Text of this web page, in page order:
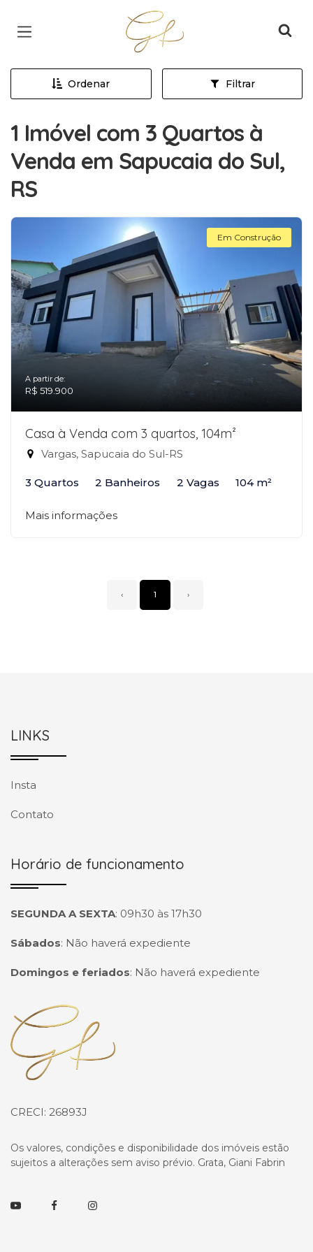
Página inicial
Ordenar Filtrar
1 Imóvel com 3 Quartos à
Venda em Sapucaia do Sul,
RS
Em Construção
A partir de:
R$ 519.900
Casa à Venda com 3 quartos, 104m²
Vargas, Sapucaia do Sul-RS
3 Quartos 2 Banheiros 2 Vagas 104 m²
Mais informações
‹ 1 ›
LINKS
Insta
Contato
Horário de funcionamento
SEGUNDA A SEXTA: 09h30 às 17h30
Sábados: Não haverá expediente
Domingos e feriados: Não haverá expediente
Página inicial
CRECI: 26893J
Os valores, condições e disponibilidade dos imóveis estão
sujeitos a alterações sem aviso prévio. Grata, Giani Fabrin
YoutubeFacebookInstagram